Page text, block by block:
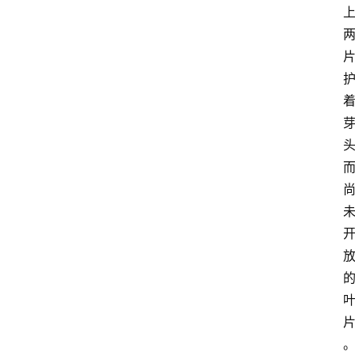
上
两
片
护
着
芽
头
而
尚
未
开
放
的
叶
片
。